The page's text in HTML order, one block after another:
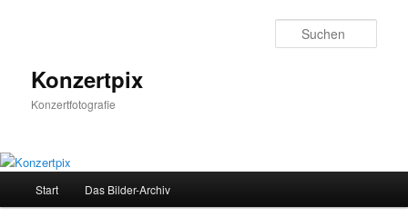
Konzertpix
Konzertfotografie
Start Das Bilder-Archiv